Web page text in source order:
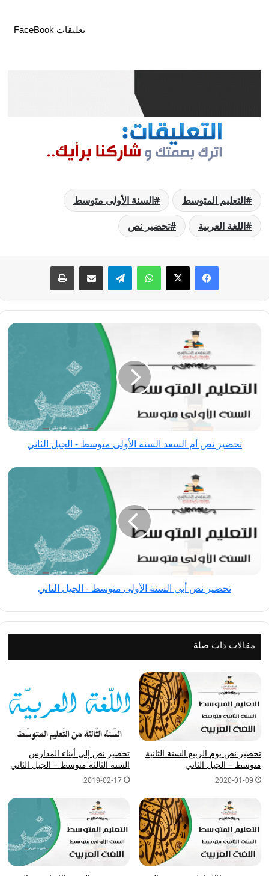
تعليقات FaceBook
التعليم المتوسط
السنة الأولى متوسط
اللغة العربية
تحضير نص
فيسبوك
‫X واتسابتيلقراممشاركة عبر البريد طباعة
السنة
متوسط
الجيلتحضير نص أم السعد السنة الأولى متوسط - الجيل الثاني
الأولى
تحضير نص أبي السنة الأولى متوسط - الجيل الثاني
مقالات ذات صلة
تحضير نص يوم الربيع السنة الثانية
متوسط – الجيل الثاني
2020-01-09
تحضير نص إلى أبناء المدارس
السنة الثالثة متوسط – الجيل الثاني
2019-02-17